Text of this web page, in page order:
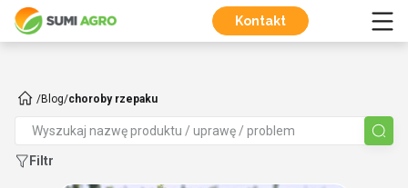
Kontakt
/Blog/choroby rzepaku
Filtr